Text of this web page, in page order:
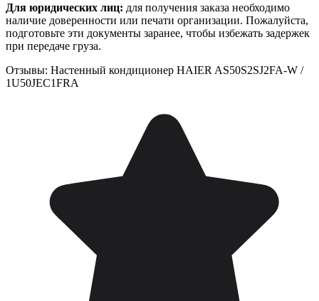
Для юридических лиц: для получения заказа необходимо
наличие доверенности или печати организации. Пожалуйста,
подготовьте эти документы заранее, чтобы избежать задержек
при передаче груза.
Отзывы: Настенный кондиционер HAIER AS50S2SJ2FA-W /
1U50JEC1FRA